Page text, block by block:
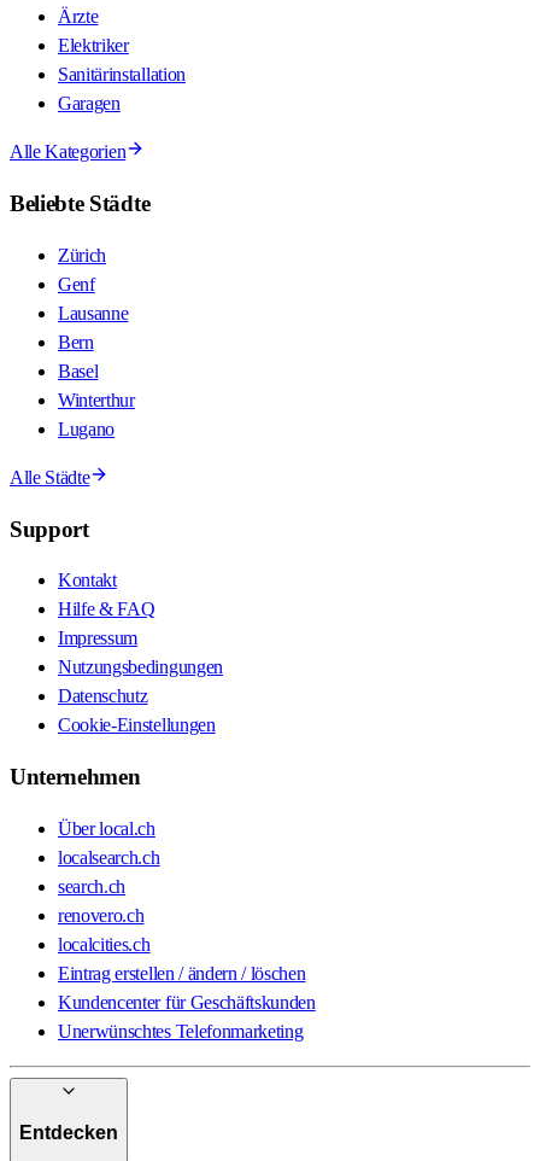
Ärzte
Elektriker
Sanitärinstallation
Garagen
Alle Kategorien
Beliebte Städte
Zürich
Genf
Lausanne
Bern
Basel
Winterthur
Lugano
Alle Städte
Support
Kontakt
Hilfe & FAQ
Impressum
Nutzungsbedingungen
Datenschutz
Cookie-Einstellungen
Unternehmen
Über local.ch
localsearch.ch
search.ch
renovero.ch
localcities.ch
Eintrag erstellen / ändern / löschen
Kundencenter für Geschäftskunden
Unerwünschtes Telefonmarketing
Entdecken